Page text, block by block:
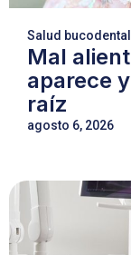
Salud bucodental
Mal
aparece
raíz
agosto 6, 2026